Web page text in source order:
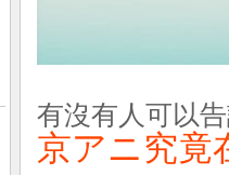
有沒有人可以
京アニ究竟